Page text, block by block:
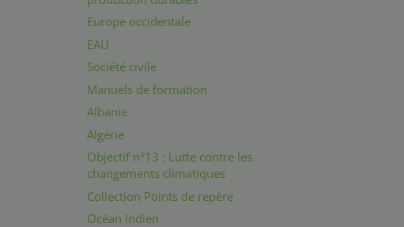
Europe occidentale
EAU
Société civile
Manuels de formation
Albanie
Algérie
Objectif n°13 : Lutte contre les
changements climatiques
Collection Points de repère
Océan Indien